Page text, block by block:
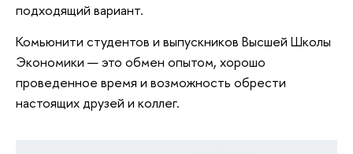
подходящий вариант.
Комьюнити студентов и выпускников Высшей Школы
Экономики — это обмен опытом, хорошо
проведенное время и возможность обрести
настоящих друзей и коллег.